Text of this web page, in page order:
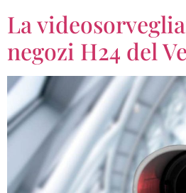
La
negozi H24 del